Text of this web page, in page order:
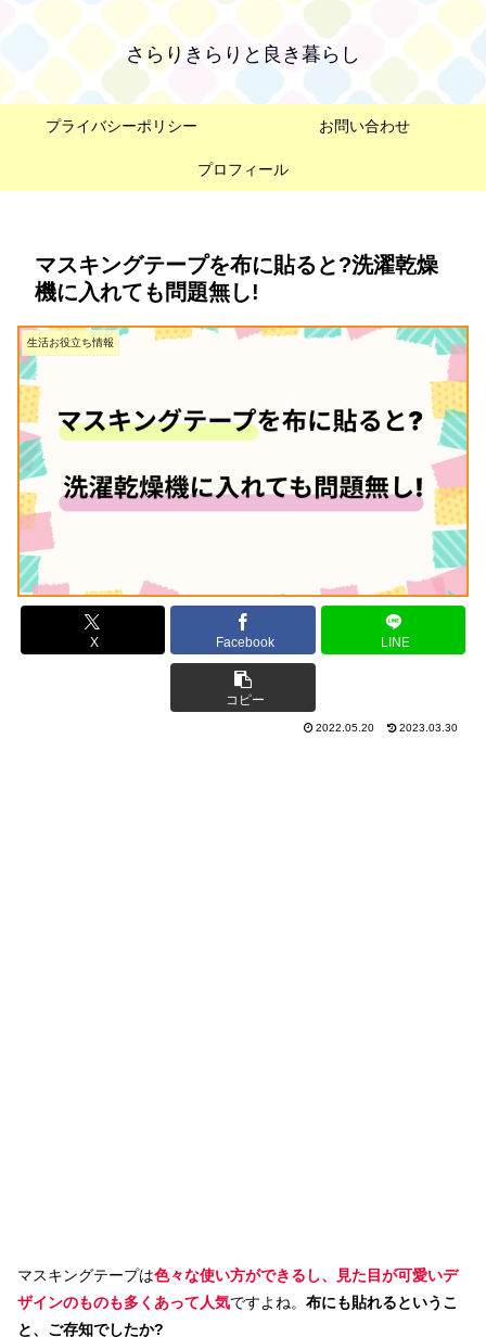
さらりきらりと良き暮らし
プライバシーポリシー お問い合わせ
プロフィール
マスキングテープを布に貼ると?洗濯乾燥
機に入れても問題無し!
生活お役立ち情報
X Facebook LINE
コピー
2022.05.20 2023.03.30
マスキングテープは色々な使い方ができるし、見た目が可愛いデ
ザインのものも多くあって人気ですよね。 布にも貼れるというこ
と、ご存知でしたか?